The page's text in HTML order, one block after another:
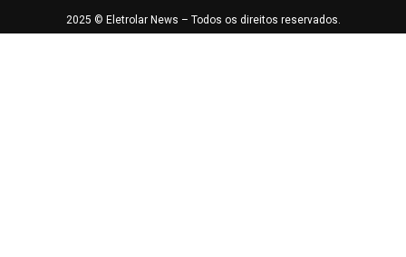
2025 © Eletrolar News – Todos os direitos reservados.